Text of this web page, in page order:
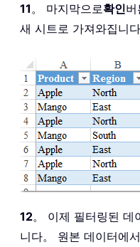
11 。 마지막으로확인
새 시트로 가져와집니
12。 이제 필터링된 데
니다。 원본 데이터에